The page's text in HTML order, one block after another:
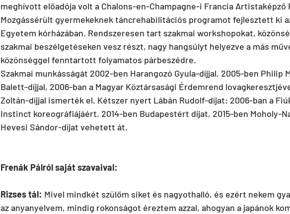
meghívott előadója volt a Chalons-en-Champagne-i Francia Artistaképző
Mozgássérült gyermekeknek táncrehabilitációs programot fejlesztett ki
Egyetem kórházában. Rendszeresen tart szakmai workshopokat,
szakmai beszélgetéseken vesz részt, nagy hangsúlyt helyezve a más
közönséggel fenntartott folyamatos párbeszédre.
Szakmai munkásságát 2002-ben Harangozó Gyula-díjjal, 2005-ben Philip
Balett-díjjal, 2006-ban a Magyar Köztársasági Érdemrend
Zoltán-díjjal ismerték el. Kétszer nyert Lábán Rudolf-díjat: 2006-ban a
Instinct koreográfiájáért. 2014-ben Budapestért díjat, 2015-ben Moholy-
Hevesi Sándor-díjat vehetett át.
Frenák Pálról saját szavaival:
Rizses tál: Mivel mindkét szülőm siket és nagyothalló, és ezért nekem
az anyanyelvem, mindig rokonságot éreztem azzal, ahogyan a japánok